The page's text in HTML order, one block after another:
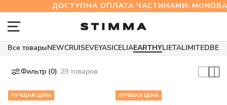
ДОСТУПНА ОПЛАТА ЧАСТИНАМИ:
Все товарыNEWCRUISEVEYASICELIAEARTHYLIETALIMITED
Фильтр (0) 29 товаров
ЛУЧШАЯ ЦЕНА ЛУЧШАЯ ЦЕНА